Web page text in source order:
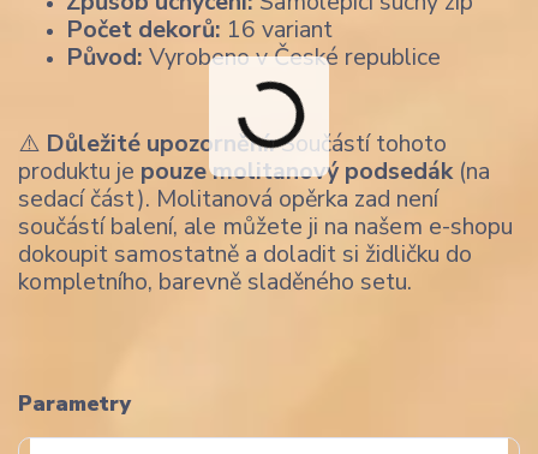
Počet dekorů: 16 variant
Původ: Vyrobeno v České republice
⚠️ Důležité upozornění:Součástí tohoto
produktu je pouze molitanový podsedák(na
sedací část). Molitanová opěrka zad není
součástí balení, ale můžete ji na našem e-shopu
dokoupit samostatně a doladit si židličku do
kompletního, barevně sladěného setu.
Parametry